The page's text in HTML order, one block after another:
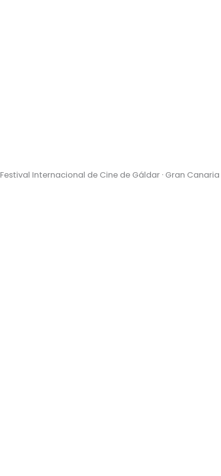
Festival Internacional de Cine de Gáldar · Gran Canaria